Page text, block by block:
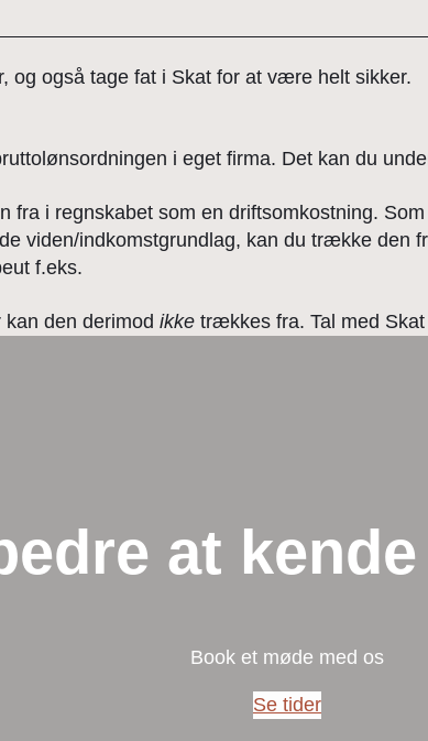
og også tage fat i Skat for at være helt sikker.
i eget firma. Det kan du
i regnskabet som en driftsomkostning.
viden/indkomstgrundlag, kan du trække
f.eks.
den derimod ikke trækkes fra. Tal med
at kende
Book et møde med os
Se tider